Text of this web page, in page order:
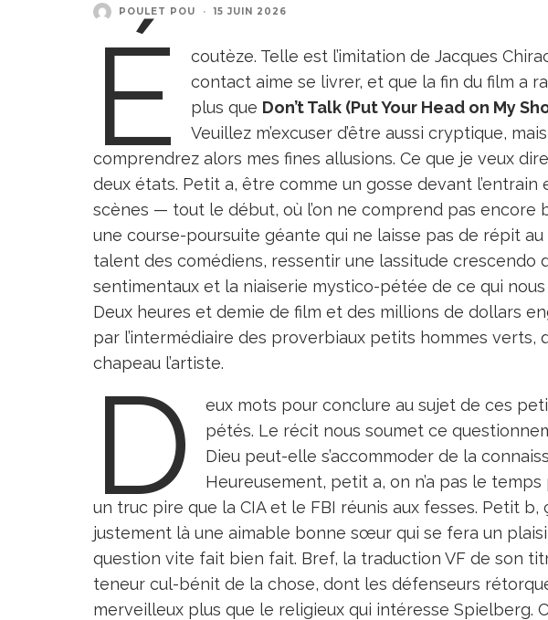
POULET POU · 15 JUIN 2026
É
coutèze. Telle est l’imitation de Jacques
contact aime se livrer, et que la fin du film a
plus que Don’t Talk (Put Your Head on My
Veuillez m’excuser d’être aussi cryptique,
comprendrez alors mes fines allusions. Ce que je veux
deux états. Petit a, être comme un gosse devant
scènes — tout le début, où l’on ne comprend pas encore
une course-poursuite géante qui ne laisse pas de répit
talent des comédiens, ressentir une lassitude crescendo
sentimentaux et la niaiserie mystico-pétée de ce qui
Deux heures et demie de film et des millions de dollars
par l’intermédiaire des proverbiaux petits hommes verts,
chapeau l’artiste.
D
eux mots pour conclure au sujet de ces
pétés. Le récit nous soumet ce
Dieu peut-elle s’accommoder de la
Heureusement, petit a, on n’a pas le temps
un truc pire que la CIA et le FBI réunis aux fesses. Petit b,
justement là une aimable bonne sœur qui se fera un
question vite fait bien fait. Bref, la traduction VF de son
teneur cul-bénit de la chose, dont les défenseurs
merveilleux plus que le religieux qui intéresse Spielberg.